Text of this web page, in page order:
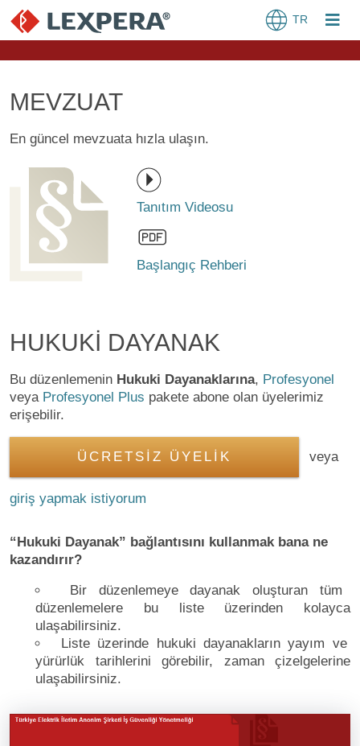
TR
MEVZUAT
En güncel mevzuata hızla ulaşın.
Tanıtım Videosu
Başlangıç Rehberi
HUKUKİ DAYANAK
Bu düzenlemenin Hukuki Dayanaklarına, Profesyonel
veya Profesyonel Plus pakete abone olan üyelerimiz
erişebilir.
ÜCRETSİZ ÜYELİK veya
giriş yapmak istiyorum
“Hukuki Dayanak” bağlantısını kullanmak bana ne
kazandırır?
Bir düzenlemeye dayanak oluşturan tüm
düzenlemelere bu liste üzerinden kolayca
ulaşabilirsiniz.
Liste üzerinde hukuki dayanakların yayım ve
yürürlük tarihlerini görebilir, zaman çizelgelerine
ulaşabilirsiniz.